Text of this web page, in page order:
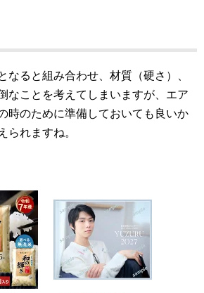
なると組み合わせ、材質（硬さ）、
なことを考えてしまいますが、エア
時のために準備しておいても良いか
られますね。